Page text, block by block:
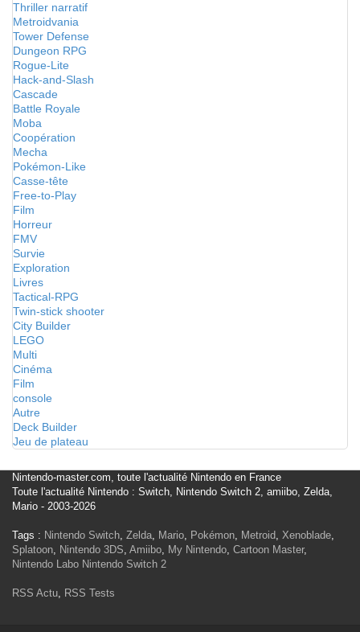
Thriller narratif
Metroidvania
Tower Defense
Dungeon RPG
Rogue-Lite
Hack-and-Slash
Cascade
Battle Royale
Moba
Coopération
Mecha
Pokémon-Like
Casse-tête
Free-to-Play
Film
Horreur
FMV
Survie
Exploration
Livres
Tactical-RPG
Twin-stick shooter
City Builder
LEGO
Multi
Cinéma
Film
console
Autre
Deck Builder
Jeu de plateau
Nintendo-master.com, toute l'actualité Nintendo en France
Toute l'actualité Nintendo : Switch, Nintendo Switch 2, amiibo, Zelda,
Mario - 2003-2026
Tags : Nintendo Switch, Zelda, Mario, Pokémon, Metroid, Xenoblade,
Splatoon, Nintendo 3DS, Amiibo, My Nintendo, Cartoon Master,
Nintendo Labo Nintendo Switch 2
RSS Actu, RSS Tests